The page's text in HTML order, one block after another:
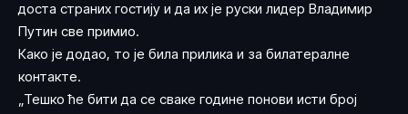
доста страних гостију и да их је руски лидер Владимир
Путин све примио.
Како је додао, то је била прилика и за билатералне
контакте.
„Тешко ће бити да се сваке године понови исти број